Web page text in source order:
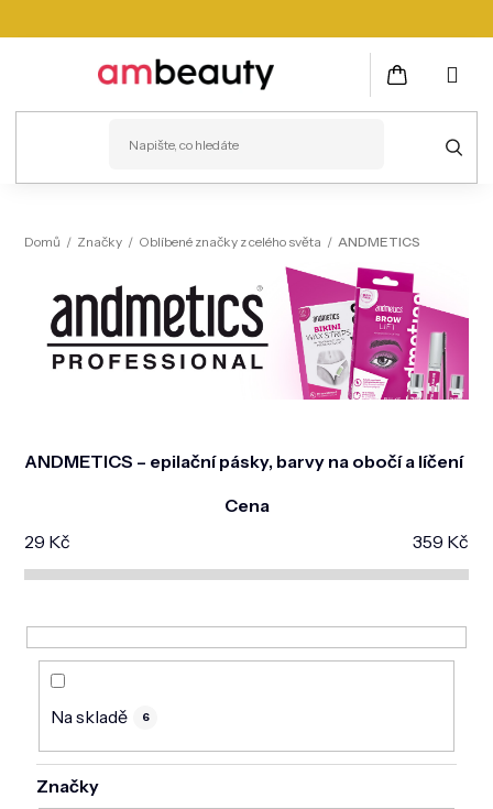
na
NÁKUPNÍ
KOŠÍK
ZDRAVÍ
KOSMETICKÉ PŘÍSTROJE
MUŽI
ZNAČKY
Domů / Značky / Oblíbené značky z celého světa / ANDMETICS
ANDMETICS – epilační pásky, barvy na obočí a líčení
Cena
29 Kč 359 Kč
Na skladě 6
Značky